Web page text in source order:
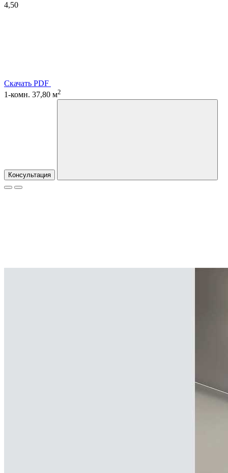
4,50
Скачать PDF
1-комн. 37,80 м2
Консультация